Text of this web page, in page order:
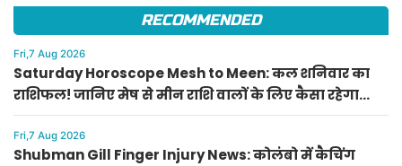
RECOMMENDED
Fri,7 Aug 2026
Saturday Horoscope Mesh to Meen: कल शनिवार का
राशिफल! जानिए मेष से मीन राशि वालों के लिए कैसा रहेगा
दिन, किसे मिलेगा आर्थिक लाभ
Fri,7 Aug 2026
Shubman Gill Finger Injury News: कोलंबो में कैचिंग